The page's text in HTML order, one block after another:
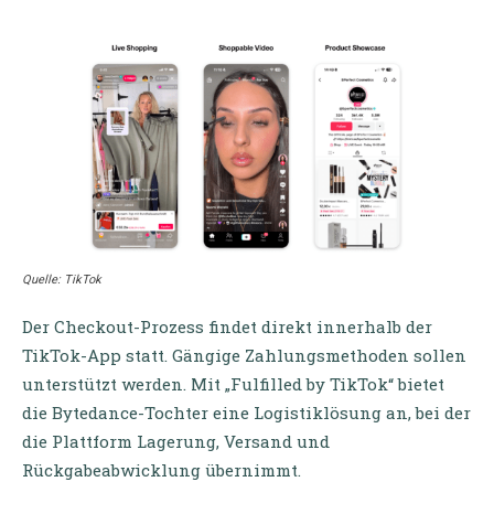
Quelle: TikTok
Der Checkout-Prozess findet direkt innerhalb der
TikTok-App statt. Gängige Zahlungsmethoden sollen
unterstützt werden. Mit „Fulfilled by TikTok“ bietet
die Bytedance-Tochter eine Logistiklösung an, bei der
die Plattform Lagerung, Versand und
Rückgabeabwicklung übernimmt.